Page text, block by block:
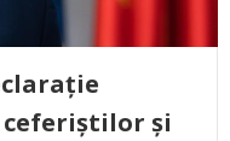
ceferiștilor și